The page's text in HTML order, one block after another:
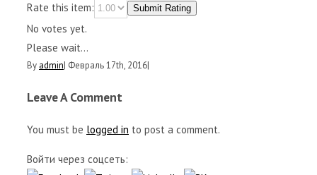
Rate this item: Submit Rating
No votes yet.
Please wait...
By admin| Февраль 17th, 2016|
Leave A Comment
You must be logged in to post a comment.
Войти через соцсеть: